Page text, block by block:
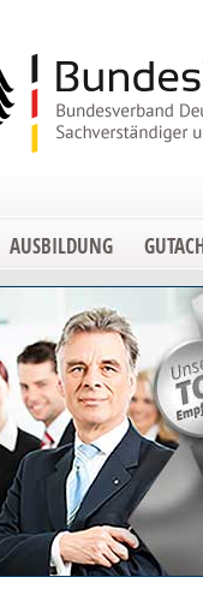
AUSBILDUNG